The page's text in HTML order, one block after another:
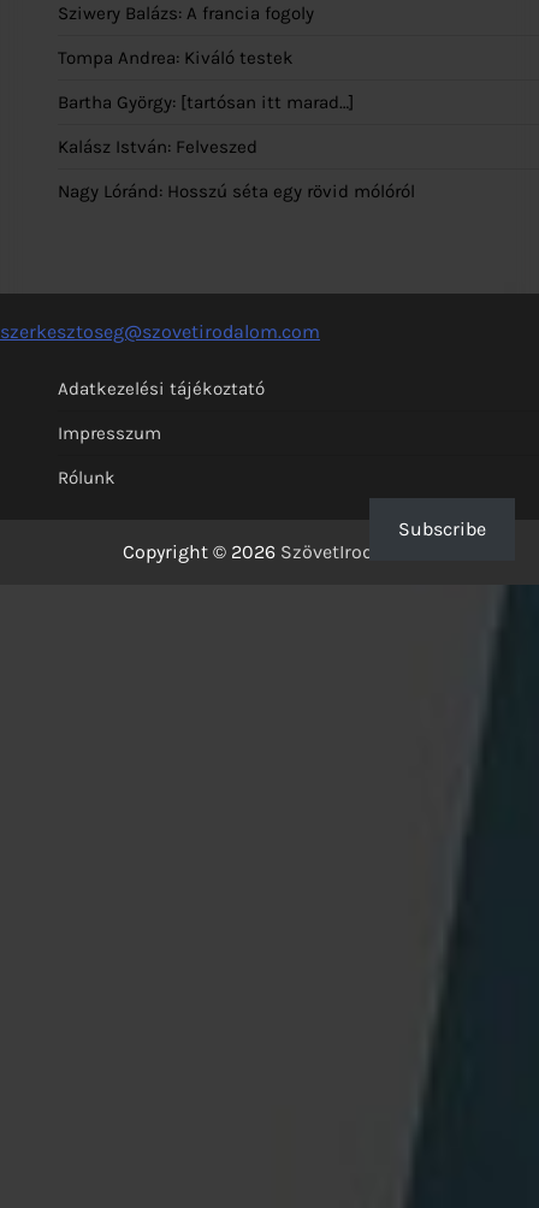
Sziwery Balázs: A francia fogoly
Tompa Andrea: Kiváló testek
Bartha György: [tartósan itt marad…]
Kalász István: Felveszed
Nagy Lóránd: Hosszú séta egy rövid mólóról
szerkesztoseg@szovetirodalom.com
Adatkezelési tájékoztató
Impresszum
Rólunk
Copyright © 2026 SzövetIrodalom
Subscribe